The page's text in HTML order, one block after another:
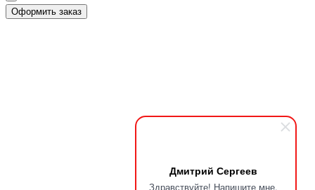
Дмитрий Сергеев
Здравствуйте! Напишите мне,